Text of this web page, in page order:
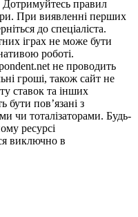
Дотримуйтесь правил
При виявленні перших
до спеціаліста.
іграх не може бути
роботі.
не проводить
гроші, також сайт не
ставок та інших
бути пов’язані з
чи тоталізаторами. Будь-
ресурсі
виключно в